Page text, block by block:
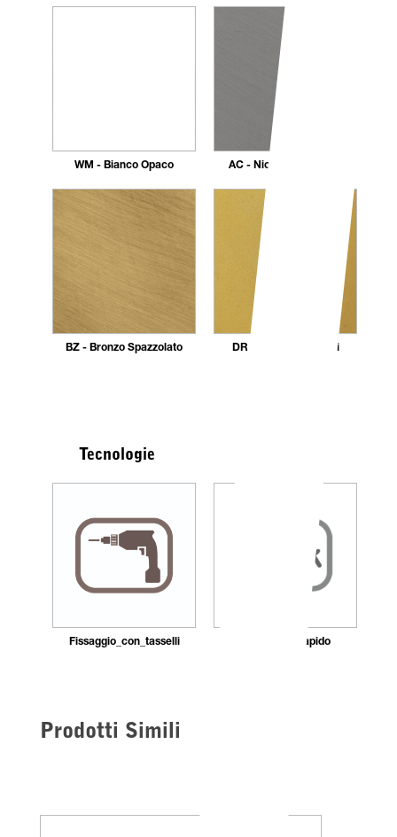
WM - Bianco Opaco AC - Nickel Spazzolato
BZ - Bronzo Spazzolato DR - Dorato 24 carati
Tecnologie
Fissaggio_con_tasselli Montaggio_rapido
Prodotti Simili